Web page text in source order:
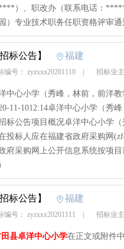
）、职改办（联系电话：
）专业技术职务任职资格评审
招标公告】 福建
编号： zyzxxx20201110 招标业
中心小学（秀峰，林前，前洋
11-1012:14卓洋中心小学（秀
标公告项目概况卓洋中心小学
投标人应在福建省政府采购网
府采购网上公开信息系统按项
招标公告】 福建
编号： zyzxxx20201111 招标业
县卓洋中心小学在正文或附件